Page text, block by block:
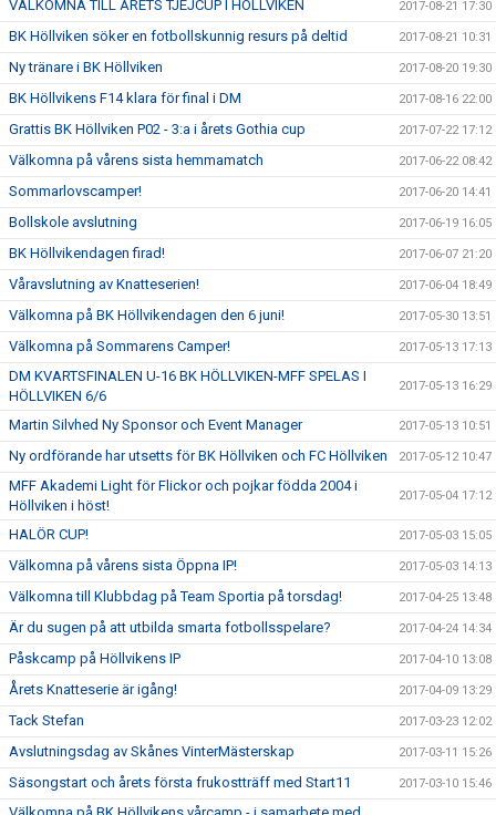
VÄLKOMNA TILL ÅRETS TJEJCUP I HÖLLVIKEN 2017-08-21 17:30
BK Höllviken söker en fotbollskunnig resurs på deltid 2017-08-21 10:31
Ny tränare i BK Höllviken 2017-08-20 19:30
BK Höllvikens F14 klara för final i DM 2017-08-16 22:00
Grattis BK Höllviken P02 - 3:a i årets Gothia cup 2017-07-22 17:12
Välkomna på vårens sista hemmamatch 2017-06-22 08:42
Sommarlovscamper! 2017-06-20 14:41
Bollskole avslutning 2017-06-19 16:05
BK Höllvikendagen firad! 2017-06-07 21:20
Våravslutning av Knatteserien! 2017-06-04 18:49
Välkomna på BK Höllvikendagen den 6 juni! 2017-05-30 13:51
Välkomna på Sommarens Camper! 2017-05-13 17:13
DM KVARTSFINALEN U-16 BK HÖLLVIKEN-MFF SPELAS I
HÖLLVIKEN 6/6
2017-05-13 16:29
Martin Silvhed Ny Sponsor och Event Manager 2017-05-13 10:51
Ny ordförande har utsetts för BK Höllviken och FC Höllviken 2017-05-12 10:47
MFF Akademi Light för Flickor och pojkar födda 2004 i
Höllviken i höst!
2017-05-04 17:12
HALÖR CUP! 2017-05-03 15:05
Välkomna på vårens sista Öppna IP! 2017-05-03 14:13
Välkomna till Klubbdag på Team Sportia på torsdag! 2017-04-25 13:48
Är du sugen på att utbilda smarta fotbollsspelare? 2017-04-24 14:34
Påskcamp på Höllvikens IP 2017-04-10 13:08
Årets Knatteserie är igång! 2017-04-09 13:29
Tack Stefan 2017-03-23 12:02
Avslutningsdag av Skånes VinterMästerskap 2017-03-11 15:26
Säsongstart och årets första frukostträff med Start11 2017-03-10 15:46